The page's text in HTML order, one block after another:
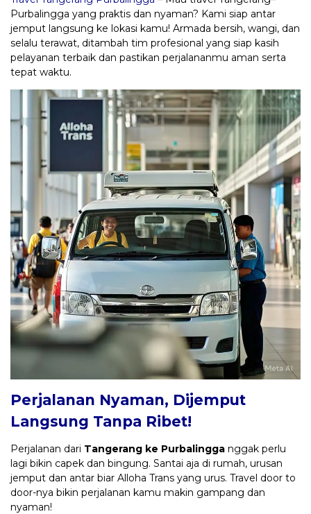
Purbalingga yang praktis dan nyaman? Kami siap antar
jemput langsung ke lokasi kamu! Armada bersih, wangi, dan
selalu terawat, ditambah tim profesional yang siap kasih
pelayanan terbaik dan pastikan perjalananmu aman serta
tepat waktu.
Perjalanan Nyaman, Dijemput
Langsung Tanpa Ribet!
Perjalanan dari Tangerang ke Purbalingga nggak perlu
lagi bikin capek dan bingung. Santai aja di rumah, urusan
jemput dan antar biar Alloha Trans yang urus. Travel door to
door-nya bikin perjalanan kamu makin gampang dan
nyaman!